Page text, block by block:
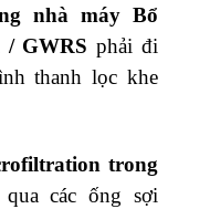
nhà máy Bổ
/ GWRSphải đi
thanh lọc khe
trong
qua các ống sợi